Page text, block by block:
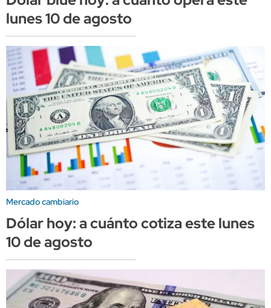
lunes 10 de agosto
Mercado cambiario
Dólar hoy: a cuánto cotiza este lunes
10 de agosto